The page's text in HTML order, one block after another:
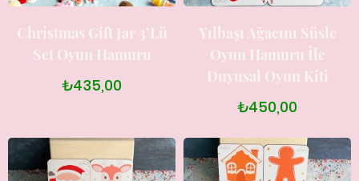
Christmas Gift Jar 3’lü
Set Oyun Hamuru
₺435,00
Yılbaşı Ağacını Süsle
Oyun Hamuru İle
Duyusal Oyun Kiti
₺450,00